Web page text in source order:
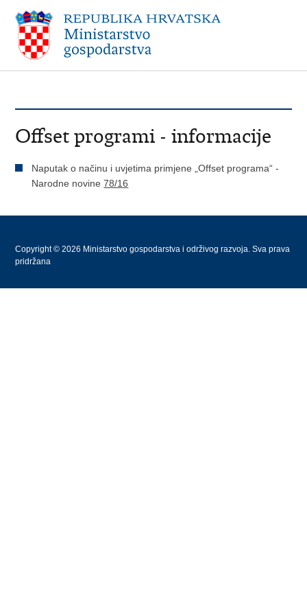
Offset programi - informacije
Naputak o načinu i uvjetima primjene „Offset programa“ -
Narodne novine78/16
Copyright © 2026 Ministarstvo gospodarstva i održivog razvoja. Sva prava
pridržana